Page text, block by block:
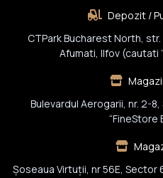
Depozit /
CTPark Bucharest North, str.
Afumati, Ilfov (cautati
Bulevardul Aerogarii, nr. 2-
“FineStore
Șoseaua Virtuții, nr 56E, Sector